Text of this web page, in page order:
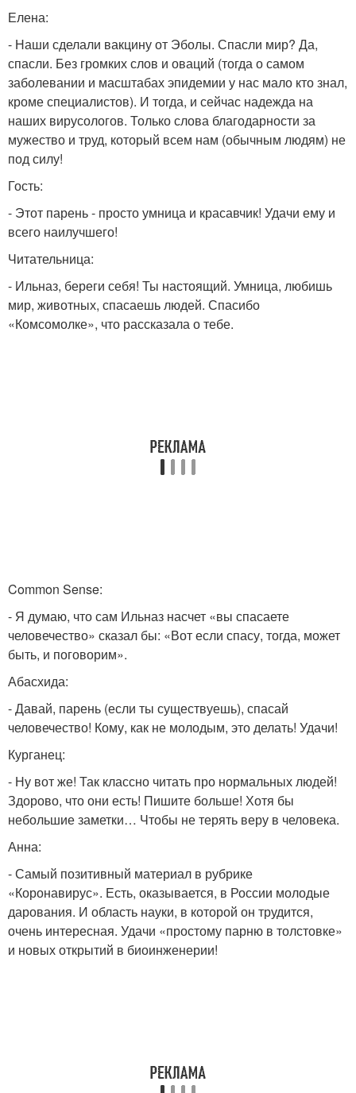
Елена:
- Наши сделали вакцину от Эболы. Спасли мир? Да,
спасли. Без громких слов и оваций (тогда о самом
заболевании и масштабах эпидемии у нас мало кто знал,
кроме специалистов). И тогда, и сейчас надежда на
наших вирусологов. Только слова благодарности за
мужество и труд, который всем нам (обычным людям) не
под силу!
Гость:
- Этот парень - просто умница и красавчик! Удачи ему и
всего наилучшего!
Читательница:
- Ильназ, береги себя! Ты настоящий. Умница, любишь
мир, животных, спасаешь людей. Спасибо
«Комсомолке», что рассказала о тебе.
Common Sense:
- Я думаю, что сам Ильназ насчет «вы спасаете
человечество» сказал бы: «Вот если спасу, тогда, может
быть, и поговорим».
Абасхида:
- Давай, парень (если ты существуешь), спасай
человечество! Кому, как не молодым, это делать! Удачи!
Курганец:
- Ну вот же! Так классно читать про нормальных людей!
Здорово, что они есть! Пишите больше! Хотя бы
небольшие заметки… Чтобы не терять веру в человека.
Анна:
- Самый позитивный материал в рубрике
«Коронавирус». Есть, оказывается, в России молодые
дарования. И область науки, в которой он трудится,
очень интересная. Удачи «простому парню в толстовке»
и новых открытий в биоинженерии!